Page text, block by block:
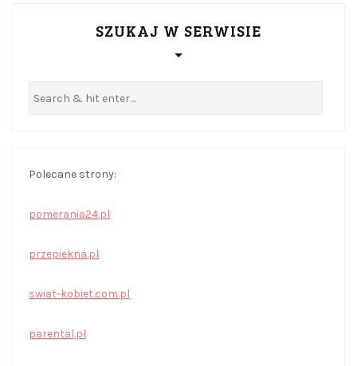
SZUKAJ W SERWISIE
Polecane strony:
pomerania24.pl
przepiekna.pl
swiat-kobiet.com.pl
parental.pl